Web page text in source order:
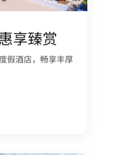
享臻赏
假酒店，畅享丰厚